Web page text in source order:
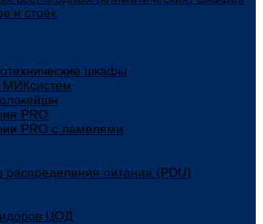
и стоек
шкафы
PRO
PRO с ламелями
распределения питания (PDU)
ЦОД